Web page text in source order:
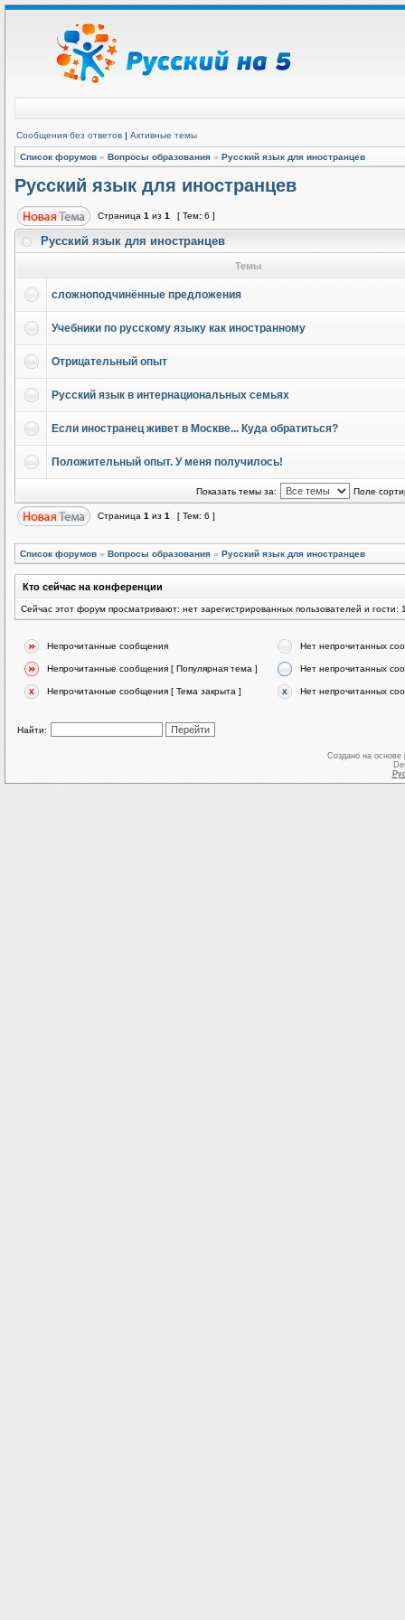
Сообщения без ответов | Активные темы
Список форумов » Вопросы образования » Русский язык для иностранцев
Русский язык для иностранцев
Страница 1 из 1 [ Тем: 6 ]
Русский язык для иностранцев
Темы
сложноподчинённые предложения
Учебники по русскому языку как иностранному
Отрицательный опыт
Русский язык в интернациональных семьях
Если иностранец живет в Москве... Куда обратиться?
Положительный опыт. У меня получилось!
Показать темы за: Поле
Страница 1 из 1 [ Тем: 6 ]
Список форумов » Вопросы образования » Русский язык для иностранцев
Кто сейчас на конференции
Сейчас этот форум просматривают: нет зарегистрированных пользователей и гости:
Непрочитанные сообщения Нет непрочитанных
Непрочитанные сообщения [ Популярная тема ] Нет непрочитанных
Непрочитанные сообщения [ Тема закрыта ] Нет непрочитанных
Найти:
Создано на основе